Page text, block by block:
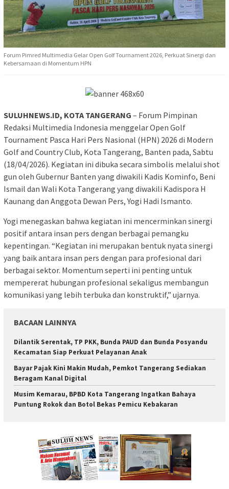
Forum Pimred Multimedia Gelar Open Golf Tournament 2026, Perkuat Sinergi dan
Kebersamaan di Momentum HPN
SULUHNEWS.ID, KOTA TANGERANG – Forum Pimpinan
Redaksi Multimedia Indonesia menggelar Open Golf
Tournament Pasca Hari Pers Nasional (HPN) 2026 di Modern
Golf and Country Club, Kota Tangerang, Banten pada, Sabtu
(18/04/2026). Kegiatan ini dibuka secara simbolis melalui shot
gun oleh Gubernur Banten yang diwakili Kadis Kominfo, Beni
Ismail dan Wali Kota Tangerang yang diwakili Kadispora H
Kaunang dan Anggota Dewan Pers, Yogi Hadi Ismanto.
Yogi menegaskan bahwa kegiatan ini mencerminkan sinergi
positif antara insan pers dengan berbagai pemangku
kepentingan. “Kegiatan ini merupakan bentuk nyata sinergi
yang baik antara insan pers dengan para profesional dari
berbagai sektor. Momentum seperti ini penting untuk
mempererat hubungan profesional sekaligus membangun
komunikasi yang lebih terbuka dan konstruktif,” ujarnya.
BACAAN LAINNYA
Dilantik Serentak, TP PKK, Bunda PAUD dan Bunda Posyandu
Kecamatan Siap Perkuat Pelayanan Anak
Bayar Pajak Kini Makin Mudah, Pemkot Tangerang Sediakan
Beragam Kanal Digital
Musim Kemarau, BPBD Kota Tangerang Ingatkan Bahaya
Puntung Rokok dan Botol Bekas Pemicu Kebakaran